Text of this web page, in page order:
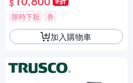
$
限時下殺 券
加入購物車